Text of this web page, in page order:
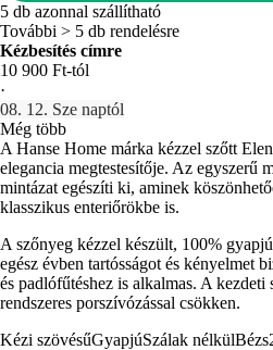
5 db azonnal szállítható
További > 5 db rendelésre
Kézbesítés címre
10 900 Ft-tól
·
08. 12. Sze naptól
Még több
A Hanse Home márka kézzel szőtt
elegancia megtestesítője. Az egyszerű
mintázat egészíti ki, aminek
klasszikus enteriőrökbe is.
A szőnyeg kézzel készült, 100%
egész évben tartósságot és kényelmet
és padlófűtéshez is alkalmas. A
rendszeres porszívózással csökken.
Kézi szövésűGyapjúSzálak nélkülBézs